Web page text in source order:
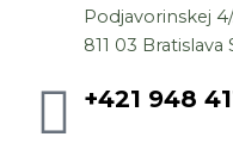
Podjavorinskej
811 03 Bratislava
+421 948